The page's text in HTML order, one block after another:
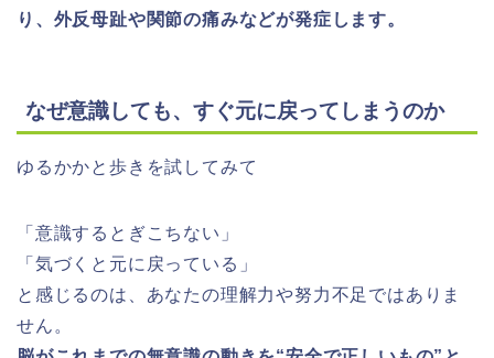
り、外反母趾や関節の痛みなどが発症します。
なぜ意識しても、すぐ元に戻ってしまうのか
ゆるかかと歩きを試してみて
「意識するとぎこちない」
「気づくと元に戻っている」
と感じるのは、あなたの理解力や努力不足ではありま
せん。